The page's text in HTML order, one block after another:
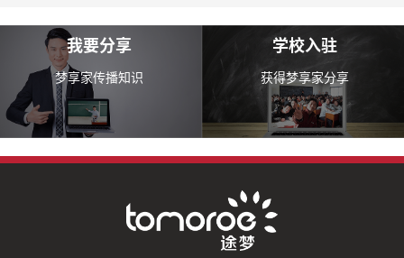
我要分享
梦享家传播知识
学校入驻
获得梦享家分享